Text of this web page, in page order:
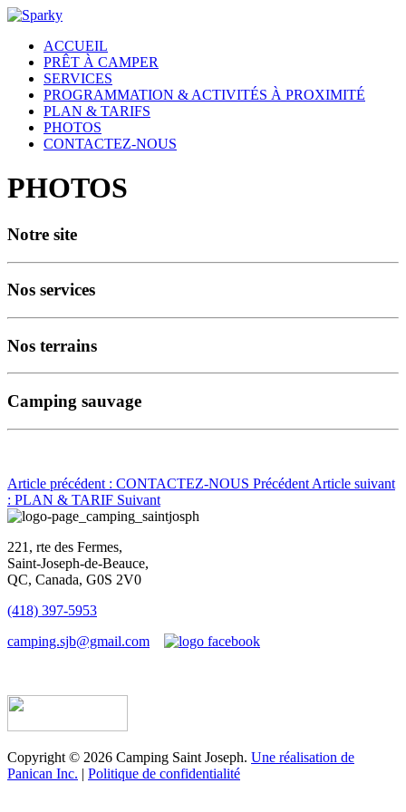
ACCUEIL
PRÊT À CAMPER
SERVICES
PROGRAMMATION & ACTIVITÉS À PROXIMITÉ
PLAN & TARIFS
PHOTOS
CONTACTEZ-NOUS
PHOTOS
Notre site
Nos services
Nos terrains
Camping sauvage
Article précédent : CONTACTEZ-NOUS Précédent Article suivant
: PLAN & TARIF Suivant
221, rte des Fermes,
Saint-Joseph-de-Beauce,
QC, Canada, G0S 2V0
(418) 397-5953
camping.sjb@gmail.com
Copyright © 2026 Camping Saint Joseph. Une réalisation de
Panican Inc. | Politique de confidentialité